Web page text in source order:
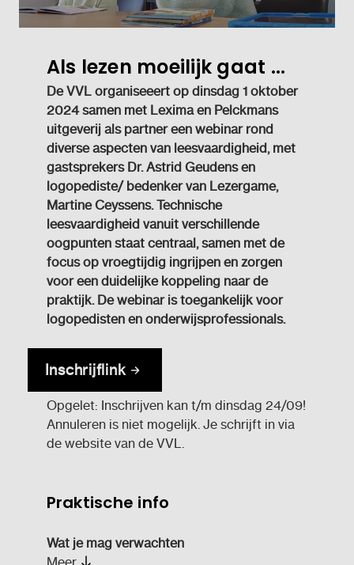
Als lezen moeilijk gaat ...
De VVL organiseeert op dinsdag 1 oktober
2024 samen met Lexima en Pelckmans
uitgeverij als partner een webinar rond
diverse aspecten van leesvaardigheid, met
gastsprekers Dr. Astrid Geudens en
logopediste/ bedenker van Lezergame,
Martine Ceyssens. Technische
leesvaardigheid vanuit verschillende
oogpunten staat centraal, samen met de
focus op vroegtijdig ingrijpen en zorgen
voor een duidelijke koppeling naar de
praktijk. De webinar is toegankelijk voor
logopedisten en onderwijsprofessionals.
Inschrijflink
Opgelet: Inschrijven kan t/m dinsdag 24/09!
Annuleren is niet mogelijk. Je schrijft in via
de website van de VVL.
Praktische info
Wat je mag verwachten
Meer